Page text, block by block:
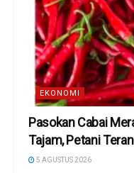
EKONOMI
Pasokan Cabai
Tajam, Petani
5 AGUSTUS 2026